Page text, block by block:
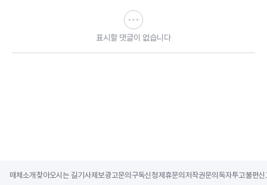
표시할 댓글이 없습니다
매체소개 찾아오시는 길기사제보광고문의 구독신청제휴문의 저작권문의 독자투고불편신